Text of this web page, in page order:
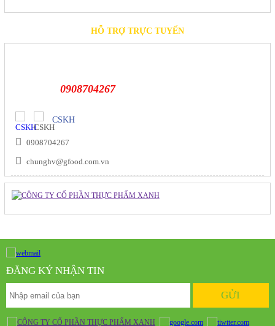
HỖ TRỢ TRỰC TUYẾN
0908704267
CSKH
0908704267
chunghv@gfood.com.vn
ĐĂNG KÝ NHẬN TIN